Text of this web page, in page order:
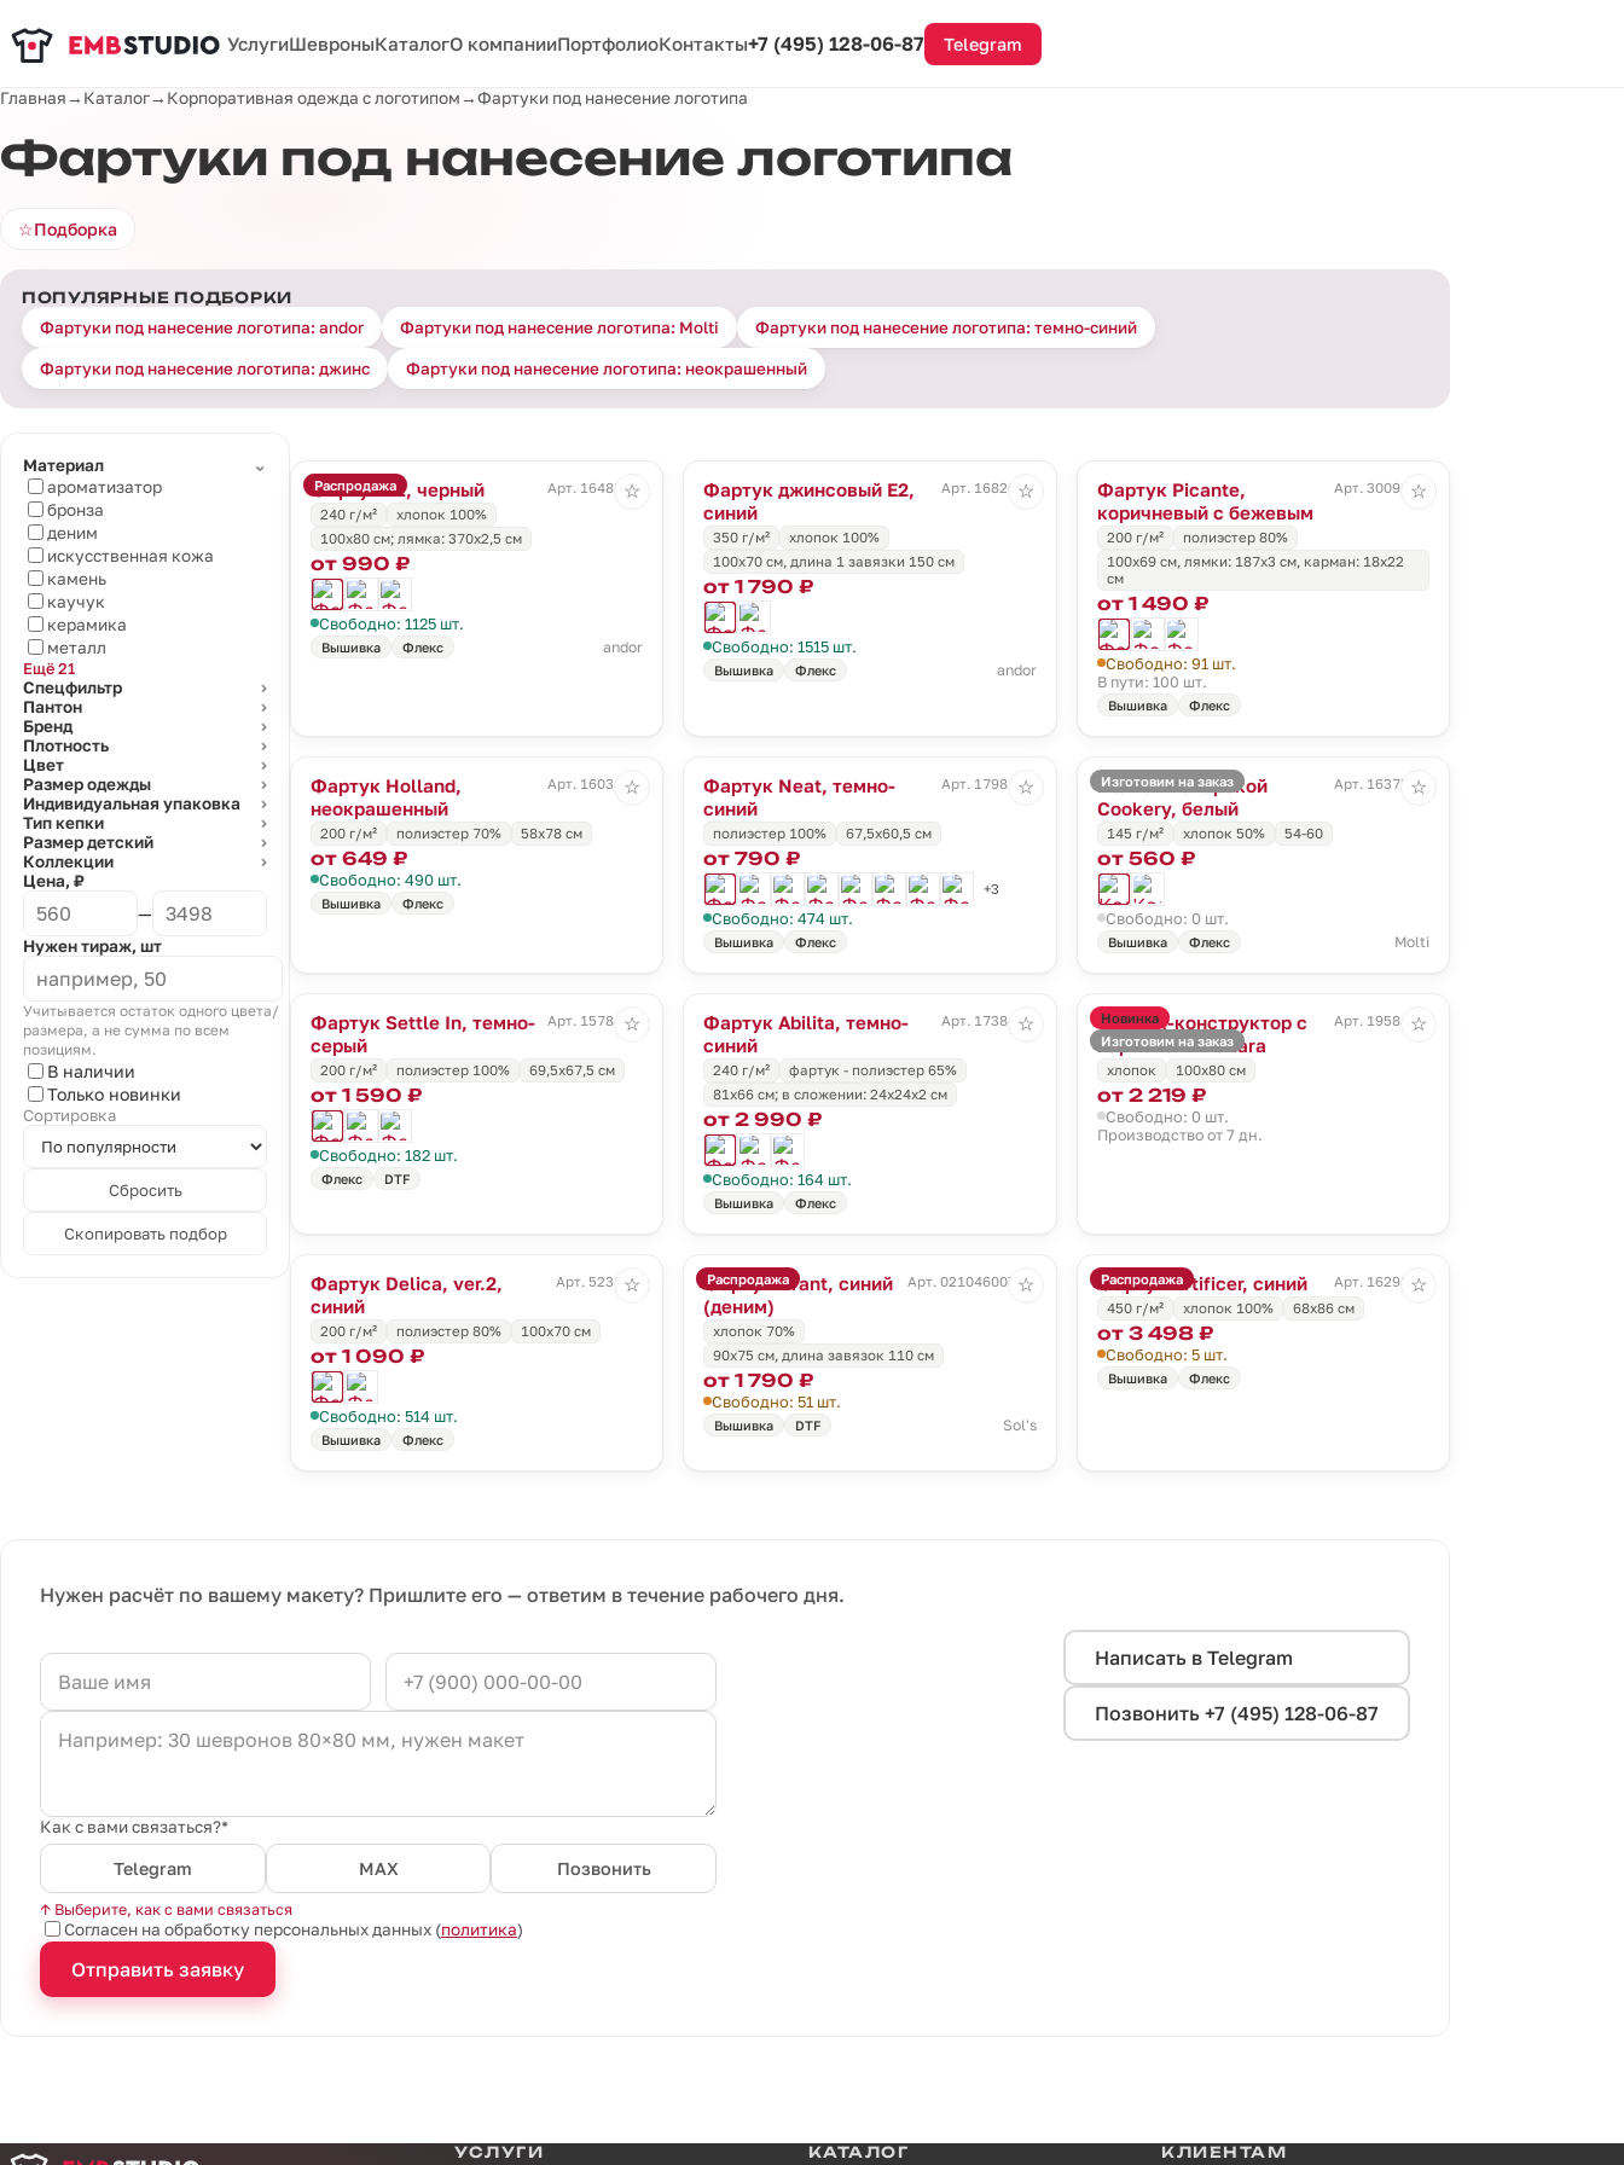
УслугиШевроныКаталогО компанииПортфолиоКонтакты+7 (495) 128-06-87 Telegram
Главная→ Каталог→ Корпоративная одежда с логотипом→Фартуки под нанесение логотипа
Фартуки под нанесение логотипа
☆Подборка
ПОПУЛЯРНЫЕ ПОДБОРКИ
Фартуки под нанесение логотипа: andor Фартуки под нанесение логотипа: Molti Фартуки под нанесение логотипа: темно-синий
Фартуки под нанесение логотипа: джинс Фартуки под нанесение логотипа: неокрашенный
Материал
⌄
ароматизатор
бронза
деним
искусственная кожа
камень
каучук
керамика
металл
Ещё 21
Спецфильтр
⌄
Пантон ⌄
Бренд ⌄
Плотность ⌄
Цвет ⌄
Размер одежды ⌄
Индивидуальная упаковка ⌄
Тип кепки ⌄
Размер детский ⌄
Коллекции ⌄
Цена, ₽
—
Нужен тираж, шт
Учитывается остаток одного цвета/
размера, а не сумма по всем
позициям.
В наличии
Только новинки
Сортировка
Сбросить
Скопировать подбор
Распродажа
Фартук E1, черный
Арт. 16488.30
240 г/м²
хлопок 100%
100x80 см; лямка: 370x2,5 см
от 990 ₽
Свободно: 1125 шт.
Вышивка Флекс andor
☆
Фартук джинсовый E2,
синий
Арт. 16826.40
350 г/м²
хлопок 100%
100x70 см, длина 1 завязки 150 см
от 1 790 ₽
Свободно: 1515 шт.
Вышивка Флекс andor
☆
Фартук Picante,
коричневый с бежевым
Арт. 30091.51
200 г/м²
полиэстер 80%
100х69 см, лямки: 187х3 см, карман: 18х22
см
от 1 490 ₽
Свободно: 91 шт.
В пути: 100 шт.
Вышивка Флекс
☆
Фартук Holland,
неокрашенный
Арт. 16031.00
200 г/м² полиэстер 70% 58х78 см
от 649 ₽
Свободно: 490 шт.
Вышивка Флекс
☆
Фартук Neat, темно-
синий
Арт. 17981.44
полиэстер 100% 67,5x60,5 см
от 790 ₽
+3
Свободно: 474 шт.
Вышивка Флекс
☆ Изготовим на заказ
Колпак поварской
Cookery, белый
Арт. 16375.60
145 г/м² хлопок 50% 54-60
от 560 ₽
Свободно: 0 шт.
Вышивка Флекс Molti
☆
Фартук Settle In, темно-
серый
Арт. 15784.31
200 г/м² полиэстер 100% 69,5x67,5 см
от 1 590 ₽
Свободно: 182 шт.
Флекс DTF
☆
Фартук Abilita, темно-
синий
Арт. 17384.40
240 г/м²
фартук - полиэстер 65%
81х66 см; в сложении: 24x24x2 см
от 2 990 ₽
Свободно: 164 шт.
Вышивка Флекс
☆
Новинка
Изготовим на заказ
Фартук-конструктор с
карманами Vakara
Арт. 19584.00
хлопок 100x80 см
от 2 219 ₽
Свободно: 0 шт.
Производство от 7 дн.
☆
Фартук Delica, ver.2,
синий
Арт. 5238.44
200 г/м² полиэстер 80% 100х70 см
от 1 090 ₽
Свободно: 514 шт.
Вышивка Флекс
☆ Распродажа
Фартук Grant, синий
(деним)
Арт. 02104600TUN
хлопок 70%
90x75 см, длина завязок 110 см
от 1 790 ₽
Свободно: 51 шт.
Вышивка DTF Sol's
☆ Распродажа
Фартук Artificer, синий
Арт. 16298.40
450 г/м²
хлопок 100% 68х86 см
от 3 498 ₽
Свободно: 5 шт.
Вышивка Флекс
☆
Нужен расчёт по вашему макету? Пришлите его — ответим в течение рабочего дня.
Как с вами связаться?*
Telegram MAX Позвонить
↑ Выберите, как с вами связаться
Согласен на обработку персональных данных (политика)
Отправить заявку
Написать в Telegram
Позвонить +7 (495) 128-06-87
УСЛУГИ КАТАЛОГ КЛИЕНТАМ